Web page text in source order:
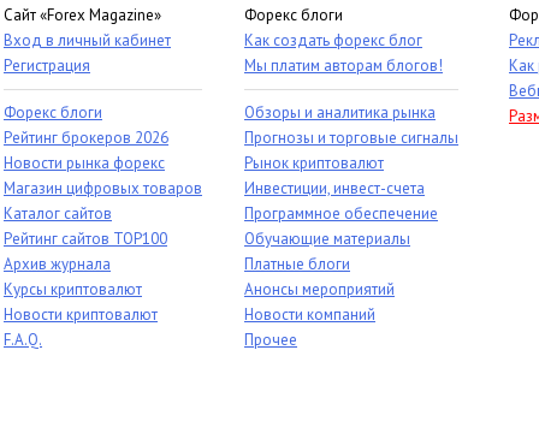
Сайт «Forex Magazine»
Вход в личный кабинет
Регистрация
Форекс блоги
Рейтинг брокеров 2026
Новости рынка форекс
Магазин цифровых товаров
Каталог сайтов
Рейтинг сайтов TOP100
Архив журнала
Курсы криптовалют
Новости криптовалют
F.A.Q.
Форекс блоги
Как создать форекс блог
Мы платим авторам блогов!
Обзоры и аналитика рынка
Прогнозы и торговые сигналы
Рынок криптовалют
Инвестиции, инвест-счета
Программное обеспечение
Обучающие материалы
Платные блоги
Анонсы мероприятий
Новости компаний
Прочее
Как